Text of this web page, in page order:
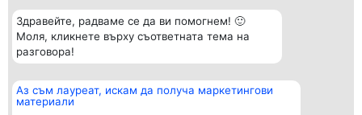
Здравейте, радваме се да ви помогнем! 🙂
Моля, кликнете върху съответната тема на
разговора!
Аз съм лауреат, искам да получа маркетингови
материали
Организатор на
класиране
Класация Контакти